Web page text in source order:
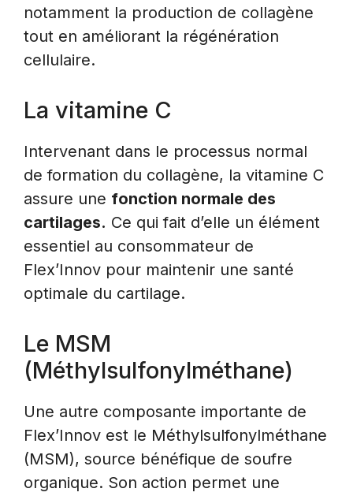
notamment la production de collagène
tout en améliorant la régénération
cellulaire.
La vitamine C
Intervenant dans le processus normal
de formation du collagène, la vitamine C
assure une fonction normale des
cartilages. Ce qui fait d’elle un élément
essentiel au consommateur de
Flex’Innov pour maintenir une santé
optimale du cartilage.
Le MSM
(Méthylsulfonylméthane)
Une autre composante importante de
Flex’Innov est le Méthylsulfonylméthane
(MSM), source bénéfique de soufre
organique. Son action permet une